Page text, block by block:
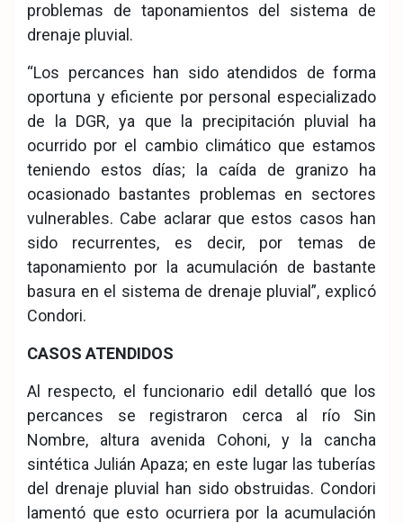
problemas de taponamientos del sistema de
drenaje pluvial.
“Los percances han sido atendidos de forma
oportuna y eficiente por personal especializado
de la DGR, ya que la precipitación pluvial ha
ocurrido por el cambio climático que estamos
teniendo estos días; la caída de granizo ha
ocasionado bastantes problemas en sectores
vulnerables. Cabe aclarar que estos casos han
sido recurrentes, es decir, por temas de
taponamiento por la acumulación de bastante
basura en el sistema de drenaje pluvial”, explicó
Condori.
CASOS ATENDIDOS
Al respecto, el funcionario edil detalló que los
percances se registraron cerca al río Sin
Nombre, altura avenida Cohoni, y la cancha
sintética Julián Apaza; en este lugar las tuberías
del drenaje pluvial han sido obstruidas. Condori
lamentó que esto ocurriera por la acumulación